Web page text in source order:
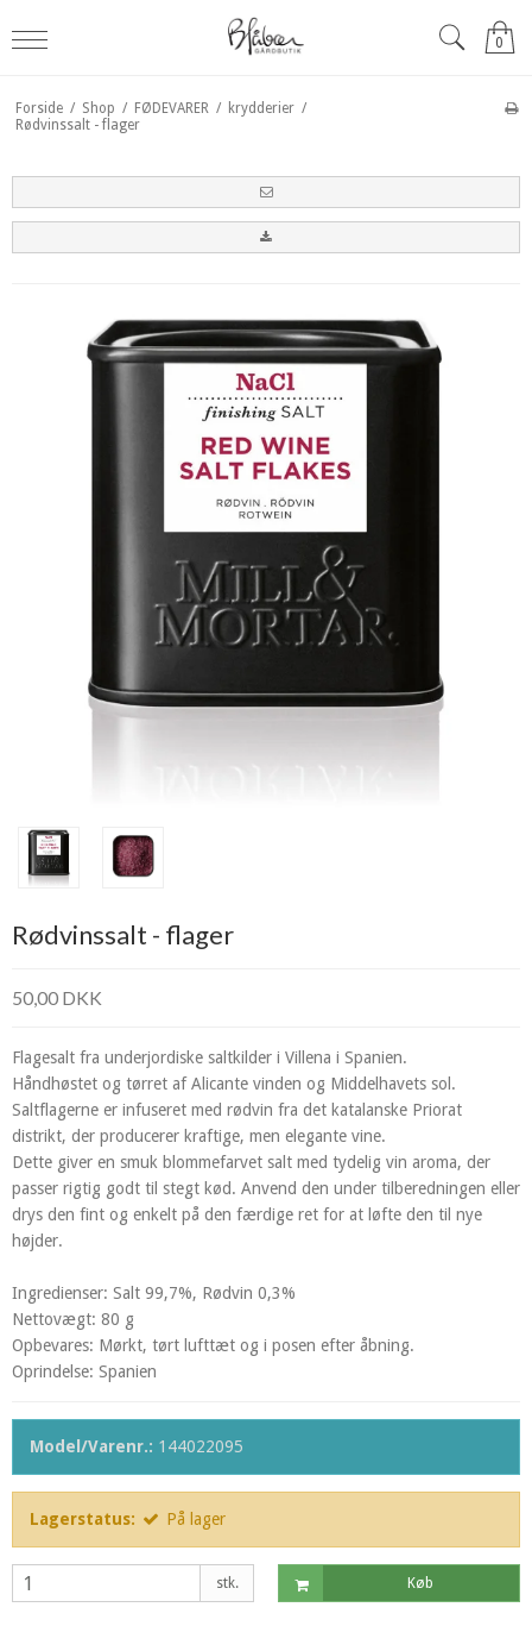
0
Forside / Shop / FØDEVARER / krydderier /
Rødvinssalt - flager
Rødvinssalt - flager
50,00 DKK
Flagesalt fra underjordiske saltkilder i Villena i Spanien.
Håndhøstet og tørret af Alicante vinden og Middelhavets sol.
Saltflagerne er infuseret med rødvin fra det katalanske Priorat
distrikt, der producerer kraftige, men elegante vine.
Dette giver en smuk blommefarvet salt med tydelig vin aroma, der
passer rigtig godt til stegt kød. Anvend den under tilberedningen eller
drys den fint og enkelt på den færdige ret for at løfte den til nye
højder.
Ingredienser: Salt 99,7%, Rødvin 0,3%
Nettovægt: 80 g
Opbevares: Mørkt, tørt lufttæt og i posen efter åbning.
Oprindelse: Spanien
Model/Varenr.: 144022095
Lagerstatus: På lager
stk. Køb